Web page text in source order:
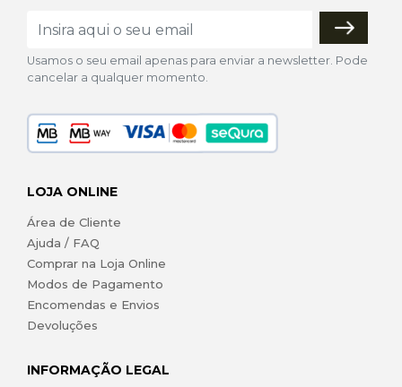
Usamos o seu email apenas para enviar a newsletter. Pode
cancelar a qualquer momento.
LOJA ONLINE
Área de Cliente
Ajuda / FAQ
Comprar na Loja Online
Modos de Pagamento
Encomendas e Envios
Devoluções
INFORMAÇÃO LEGAL